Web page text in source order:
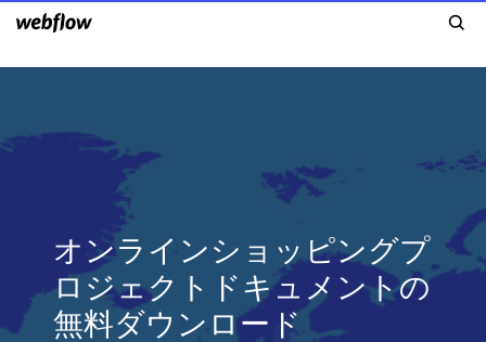
オンラインショッピングプ
ロジェクトドキュメントの
無料ダウンロード